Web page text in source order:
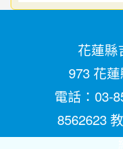
花蓮縣
973 花
電話：03-
8562623